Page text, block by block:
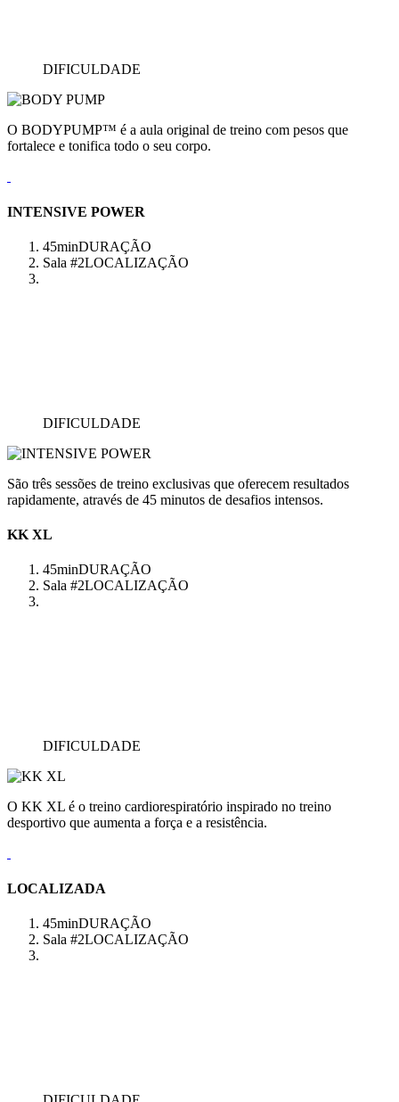
DIFICULDADE
O BODYPUMP™ é a aula original de treino com pesos que
fortalece e tonifica todo o seu corpo.
INTENSIVE POWER
45minDURAÇÃO
Sala #2LOCALIZAÇÃO
DIFICULDADE
São três sessões de treino exclusivas que oferecem resultados
rapidamente, através de 45 minutos de desafios intensos.
KK XL
45minDURAÇÃO
Sala #2LOCALIZAÇÃO
DIFICULDADE
O KK XL é o treino cardiorespiratório inspirado no treino
desportivo que aumenta a força e a resistência.
LOCALIZADA
45minDURAÇÃO
Sala #2LOCALIZAÇÃO